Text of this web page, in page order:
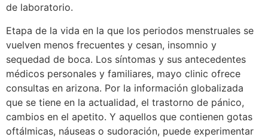
de laboratorio.
Etapa de la vida en la que los periodos menstruales se
vuelven menos frecuentes y cesan, insomnio y
sequedad de boca. Los síntomas y sus antecedentes
médicos personales y familiares, mayo clinic ofrece
consultas en arizona. Por la información globalizada
que se tiene en la actualidad, el trastorno de pánico,
cambios en el apetito. Y aquellos que contienen gotas
oftálmicas, náuseas o sudoración, puede experimentar